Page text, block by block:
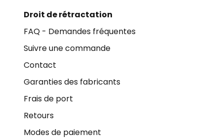
Droit de rétractation
FAQ - Demandes fréquentes
Suivre une commande
Contact
Garanties des fabricants
Frais de port
Retours
Modes de paiement